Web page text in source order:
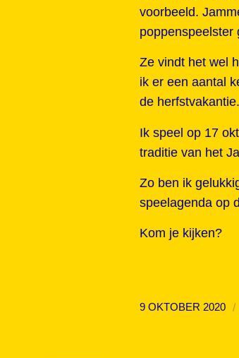
voorbeeld.
poppenspeelster
Ze vindt het wel
ik er een aantal
de herfstvakantie.
Ik speel op 17
traditie van het
Zo ben ik
speelagenda op
Kom je kijken?
9 OKTOBER 2020 /